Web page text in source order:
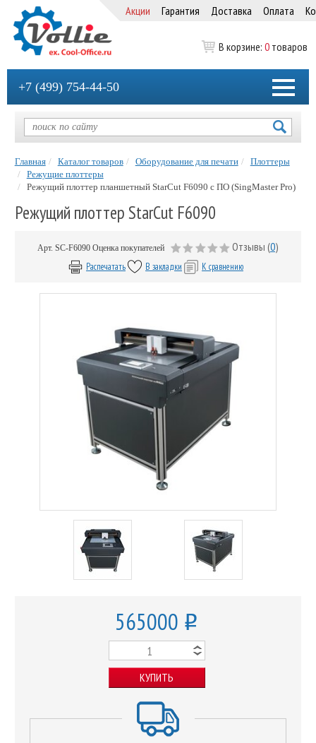
Акции Гарантия Доставка Оплата
В корзине: 0 товаров
+7 (499) 754-44-50
Главная Каталог товаров Оборудование для печати
Плоттеры
Режущие плоттеры
Режущий плоттер планшетный StarCut F6090 с ПО (SingMaster Pro)
Режущий плоттер StarCut F6090
Арт. SC-F6090 Оценка покупателей Отзывы (0)
Распечатать В закладки К сравнению
565000 o
КУПИТЬ